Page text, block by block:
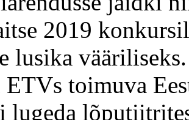
2019
lusika
toimuva
lugeda